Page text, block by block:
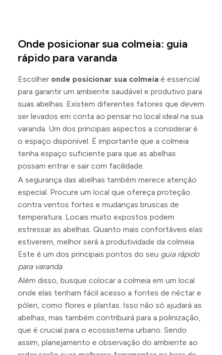
Onde posicionar sua colmeia: guia
rápido para varanda
Escolher onde posicionar sua colmeia é essencial
para garantir um ambiente saudável e produtivo para
suas abelhas. Existem diferentes fatores que devem
ser levados em conta ao pensar no local ideal na sua
varanda. Um dos principais aspectos a considerar é
o espaço disponível. É importante que a colmeia
tenha espaço suficiente para que as abelhas
possam entrar e sair com facilidade.
A segurança das abelhas também merece atenção
especial. Procure um local que ofereça proteção
contra ventos fortes e mudanças bruscas de
temperatura. Locais muito expostos podem
estressar as abelhas. Quanto mais confortáveis elas
estiverem, melhor será a produtividade da colmeia.
Este é um dos principais pontos do seu guia rápido
para varanda.
Além disso, busque colocar a colmeia em um local
onde elas tenham fácil acesso a fontes de néctar e
pólen, como flores e plantas. Isso não só ajudará as
abelhas, mas também contribuirá para a polinização,
que é crucial para o ecossistema urbano. Sendo
assim, planejamento e observação do ambiente ao